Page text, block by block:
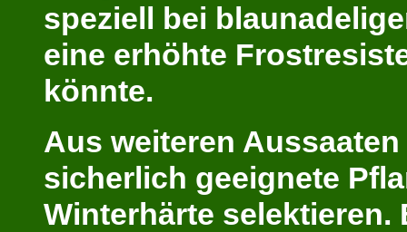
speziell bei
eine erhöhte
könnte.
Aus weiteren
sicherlich geeignete
Winterhärte selektieren.